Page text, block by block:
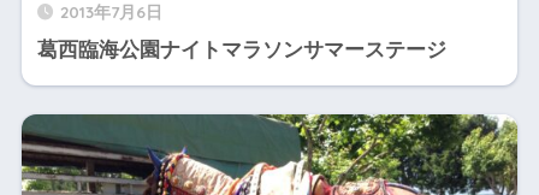
2013年7月6日
葛西臨海公園ナイトマラソンサマーステージ